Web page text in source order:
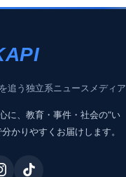
追う独立系ニュースメディア
に、教育・事件・社会の“い
かりやすくお届けします。